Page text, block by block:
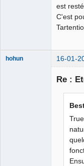
est
C'est
hohun 16-01-
Re :